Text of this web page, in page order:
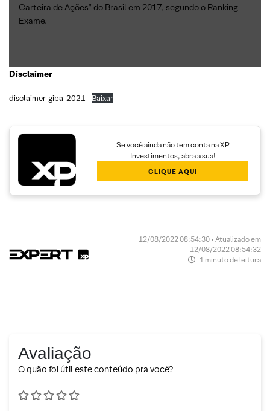
Carteira de Ações” do Brasil em 2017, segundo o Ranking
Exame.
Disclaimer
disclaimer-giba-2021 Baixar
Se você ainda não tem conta na XP
Investimentos, abra a sua!
CLIQUE AQUI
12/08/2022 08:54:30 • Atualizado em
12/08/2022 08:54:32
1 minuto de leitura
Avaliação
O quão foi útil este conteúdo pra você?